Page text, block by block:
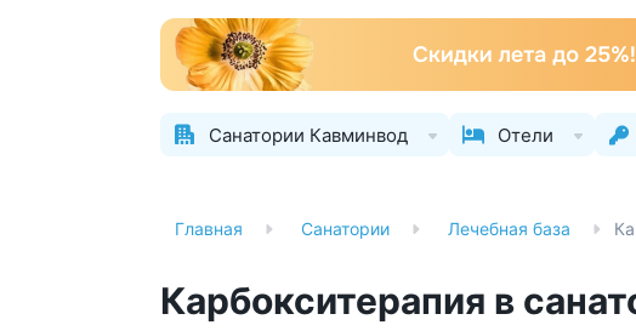
Санатории Кавминвод Отели
Главная Санатории Лечебная база
Карбокситерапия в